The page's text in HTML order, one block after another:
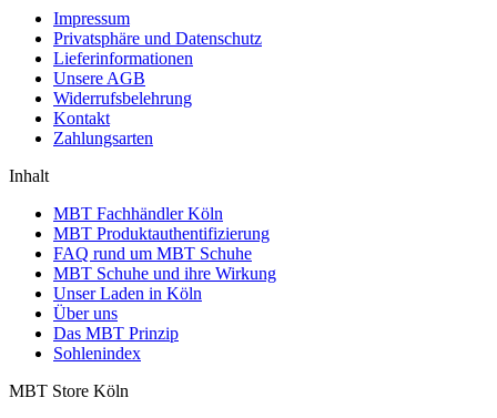
Impressum
Privatsphäre und Datenschutz
Lieferinformationen
Unsere AGB
Widerrufsbelehrung
Kontakt
Zahlungsarten
Inhalt
MBT Fachhändler Köln
MBT Produktauthentifizierung
FAQ rund um MBT Schuhe
MBT Schuhe und ihre Wirkung
Unser Laden in Köln
Über uns
Das MBT Prinzip
Sohlenindex
MBT Store Köln